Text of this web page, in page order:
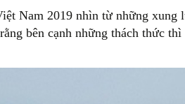
Nam 2019 nhìn từ những
bên cạnh những thách thức